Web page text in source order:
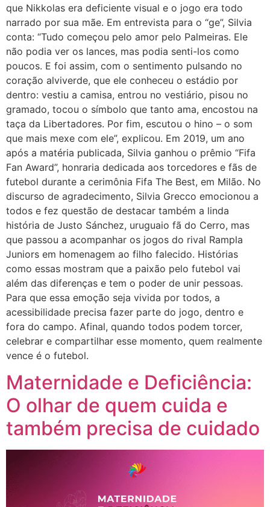
que Nikkolas era deficiente visual e o jogo era todo
narrado por sua mãe. Em entrevista para o “ge”, Silvia
conta: “Tudo começou pelo amor pelo Palmeiras. Ele
não podia ver os lances, mas podia senti-los como
poucos. E foi assim, com o sentimento pulsando no
coração alviverde, que ele conheceu o estádio por
dentro: vestiu a camisa, entrou no vestiário, pisou no
gramado, tocou o símbolo que tanto ama, encostou na
taça da Libertadores. Por fim, escutou o hino – o som
que mais mexe com ele”, explicou. Em 2019, um ano
após a matéria publicada, Silvia ganhou o prêmio “Fifa
Fan Award”, honraria dedicada aos torcedores e fãs de
futebol durante a cerimônia Fifa The Best, em Milão. No
discurso de agradecimento, Silvia Grecco emocionou a
todos e fez questão de destacar também a linda
história de Justo Sánchez, uruguaio fã do Cerro, mas
que passou a acompanhar os jogos do rival Rampla
Juniors em homenagem ao filho falecido. Histórias
como essas mostram que a paixão pelo futebol vai
além das diferenças e tem o poder de unir pessoas.
Para que essa emoção seja vivida por todos, a
acessibilidade precisa fazer parte do jogo, dentro e
fora do campo. Afinal, quando todos podem torcer,
celebrar e compartilhar esse momento, quem realmente
vence é o futebol.
Maternidade e Deficiência:
O olhar de quem cuida e
também precisa de cuidado